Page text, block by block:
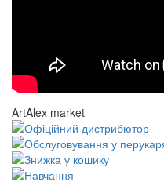
ArtAlex market